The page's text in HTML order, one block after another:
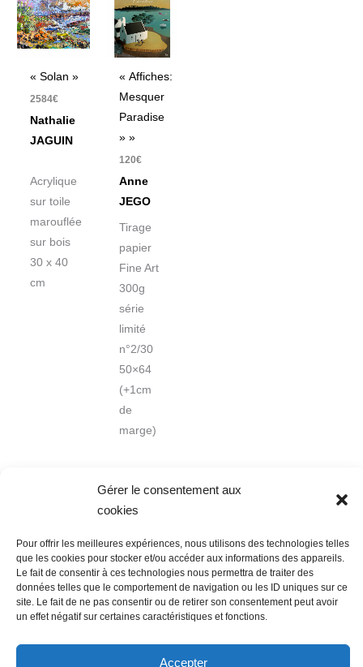
Gérer le consentement aux
cookies
Pour offrir les meilleures expériences, nous utilisons des technologies telles
que les cookies pour stocker et/ou accéder aux informations des appareils.
Le fait de consentir à ces technologies nous permettra de traiter des
données telles que le comportement de navigation ou les ID uniques sur ce
site. Le fait de ne pas consentir ou de retirer son consentement peut avoir
un effet négatif sur certaines caractéristiques et fonctions.
Accepter
« Solan »
2584€
Nathalie
JAGUIN
Acrylique
sur toile
marouflée
sur bois
30 x 40
cm
« Affiches:
Mesquer
Paradise
» »
120€
Anne
JEGO
Tirage
papier
Fine Art
300g
série
limité
n°2/30
50×64
(+1cm
de
marge)
Nous contacter
Conditions Générales de Ventes
Politique de confidentialité
Mentions légales
Mon compte
Mot de passe perdu
Newsletter Politique de cookies (UE)